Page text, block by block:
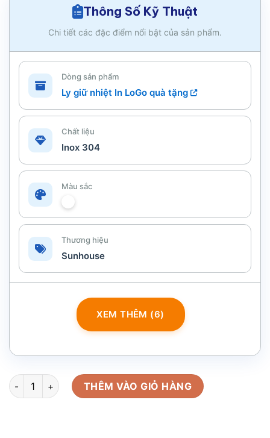
Thông Số Kỹ Thuật
Chi tiết các đặc điểm nổi bật của sản phẩm.
Dòng sản phẩm
Ly giữ nhiệt In LoGo quà tặng
Chất liệu
Inox 304
Màu sắc
Thương hiệu
Sunhouse
XEM THÊM (6)
Ly giữ nhiệt in logo thương hiệu Sunhouse dung tích 500ml
THÊM VÀO GIỎ HÀNG